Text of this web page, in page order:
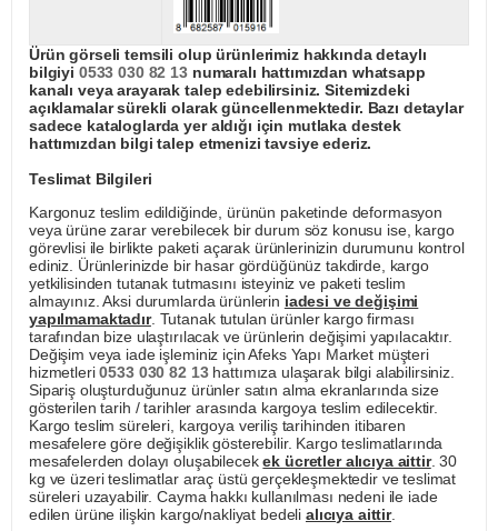
Ürün görseli temsili olup ürünlerimiz hakkında detaylı
bilgiyi 0533 030 82 13numaralı hattımızdan whatsapp
kanalı veya arayarak talep edebilirsiniz. Sitemizdeki
açıklamalar sürekli olarak güncellenmektedir. Bazı detaylar
sadece kataloglarda yer aldığı için mutlaka destek
hattımızdan bilgi talep etmenizi tavsiye ederiz.
Teslimat Bilgileri
Kargonuz teslim edildiğinde, ürünün paketinde deformasyon
veya ürüne zarar verebilecek bir durum söz konusu ise, kargo
görevlisi ile birlikte paketi açarak ürünlerinizin durumunu kontrol
ediniz. Ürünlerinizde bir hasar gördüğünüz takdirde, kargo
yetkilisinden tutanak tutmasını isteyiniz ve paketi teslim
almayınız. Aksi durumlarda ürünlerin iadesi ve değişimi
yapılmamaktadır. Tutanak tutulan ürünler kargo firması
tarafından bize ulaştırılacak ve ürünlerin değişimi yapılacaktır.
Değişim veya iade işleminiz için Afeks Yapı Market müşteri
hizmetleri0533 030 82 13hattımıza ulaşarak bilgi alabilirsiniz.
Sipariş oluşturduğunuz ürünler satın alma ekranlarında size
gösterilen tarih / tarihler arasında kargoya teslim edilecektir.
Kargo teslim süreleri, kargoya veriliş tarihinden itibaren
mesafelere göre değişiklik gösterebilir. Kargo teslimatlarında
mesafelerden dolayı oluşabilecekek ücretler alıcıya aittir. 30
kg ve üzeri teslimatlar araç üstü gerçekleşmektedir ve teslimat
süreleri uzayabilir. Cayma hakkı kullanılması nedeni ile iade
edilen ürüne ilişkin kargo/nakliyat bedeli alıcıya aittir.